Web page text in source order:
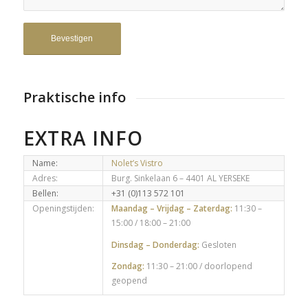
Praktische info
EXTRA INFO
Name:
Nolet’s Vistro
Adres:
Burg. Sinkelaan 6 – 4401 AL YERSEKE
Bellen:
+31 (0)113 572 101
Openingstijden:
Maandag – Vrijdag – Zaterdag: 11:30 –
15:00 / 18:00 – 21:00
Dinsdag – Donderdag: Gesloten
Zondag: 11:30 – 21:00 / doorlopend
geopend